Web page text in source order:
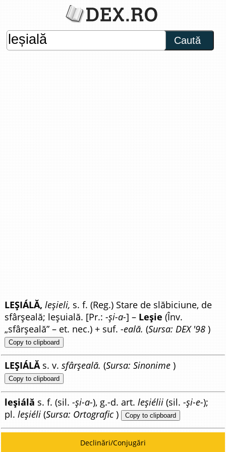
Caută
LEȘIÁLĂ, leșieli, s. f. (Reg.) Stare de slăbiciune, de
sfârșeală; leșuială. [Pr.:-și-a-] – Leșie (Înv.
„sfârșeală” – et. nec.) + suf.-eală. (Sursa: DEX '98 )
Copy to clipboard
LEȘIÁLĂs. v.sfârșeală. (Sursa: Sinonime )
Copy to clipboard
leșiálă s. f. (sil.-și-a-), g.-d. art.leșiélii (sil.-și-e-);
pl.leșiéli (Sursa: Ortografic ) Copy to clipboard
Declinări/Conjugări